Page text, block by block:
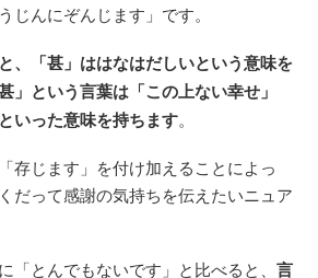
じんにぞんじます」です。
、「甚」ははなはだしいという意味を
」という言葉は「この上ない幸せ」
いった意味を持ちます。
存じます」を付け加えることによっ
だって感謝の気持ちを伝えたいニュア
「とんでもないです」と比べると、 言